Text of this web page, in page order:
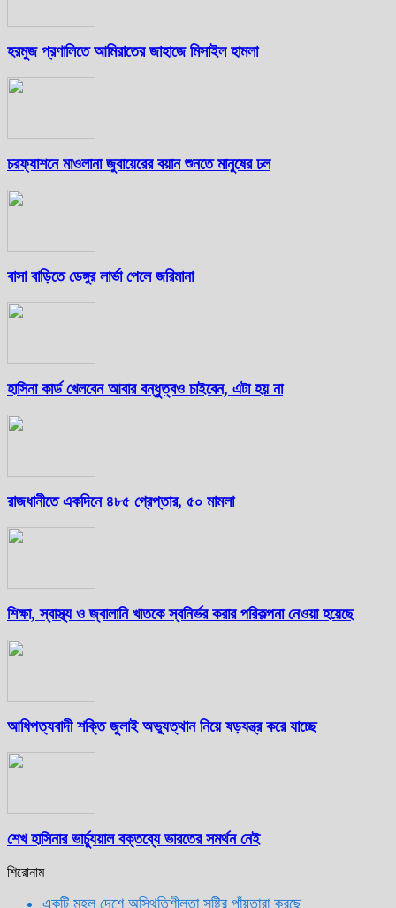
হরমুজ প্রণালিতে আমিরাতের জাহাজে মিসাইল হামলা
চরফ্যাশনে মাওলানা জুবায়েরের বয়ান শুনতে মানুষের ঢল
বাসা বাড়িতে ডেঙ্গুর লার্ভা পেলে জরিমানা
হাসিনা কার্ড খেলবেন আবার বন্ধুত্বও চাইবেন, এটা হয় না
রাজধানীতে একদিনে ৪৮৫ গ্রেপ্তার, ৫০ মামলা
শিক্ষা, স্বাস্থ্য ও জ্বালানি খাতকে স্বনির্ভর করার পরিকল্পনা নেওয়া হয়েছে
আধিপত্যবাদী শক্তি জুলাই অভ্যুত্থান নিয়ে ষড়যন্ত্র করে যাচ্ছে
শেখ হাসিনার ভার্চ্যুয়াল বক্তব্যে ভারতের সমর্থন নেই
শিরোনাম
একটি মহল দেশে অস্থিতিশীলতা সৃষ্টির পাঁয়তারা করছে